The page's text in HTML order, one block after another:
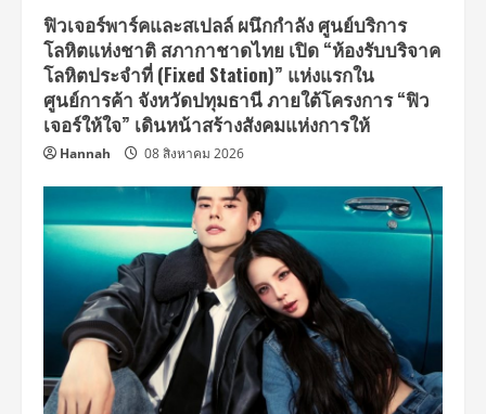
แท้ๆ
และ
โปร
โม
ชั่
นท่
อง
เที่ยว
พลาด
ได้
ฟิวเจอร์พาร์คและสเปลล์ ผนึกกำลัง ศูนย์บริการ
โลหิตแห่งชาติ สภากาชาดไทย เปิด “ห้องรับบริจาค
โลหิตประจำที่ (Fixed Station)” แห่งแรกใน
ศูนย์การค้า จังหวัดปทุมธานี ภายใต้โครงการ “ฟิว
เจอร์ให้ใจ” เดินหน้าสร้างสังคมแห่งการให้
Hannah 08 สิงหาคม 2026